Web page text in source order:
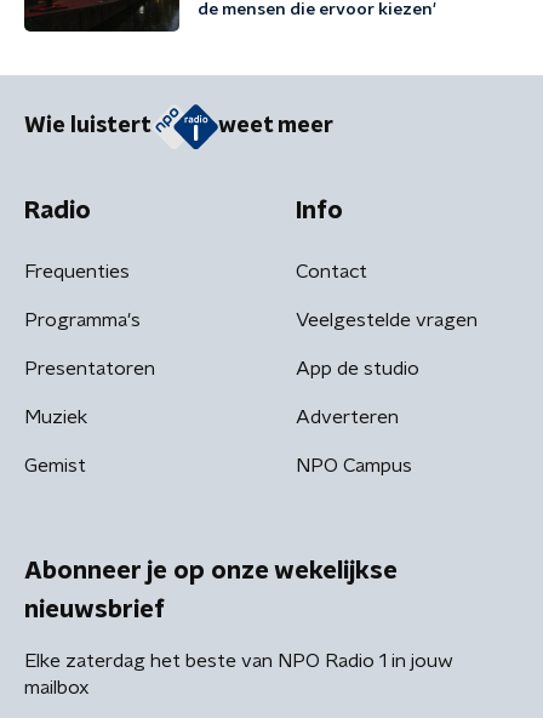
de mensen die ervoor kiezen'
Wie luistert weet meer
Radio
Frequenties
Programma's
Presentatoren
Muziek
Gemist
Info
Contact
Veelgestelde vragen
App de studio
Adverteren
NPO Campus
Abonneer je op onze wekelijkse
nieuwsbrief
Elke zaterdag het beste van NPO Radio 1 in jouw
mailbox